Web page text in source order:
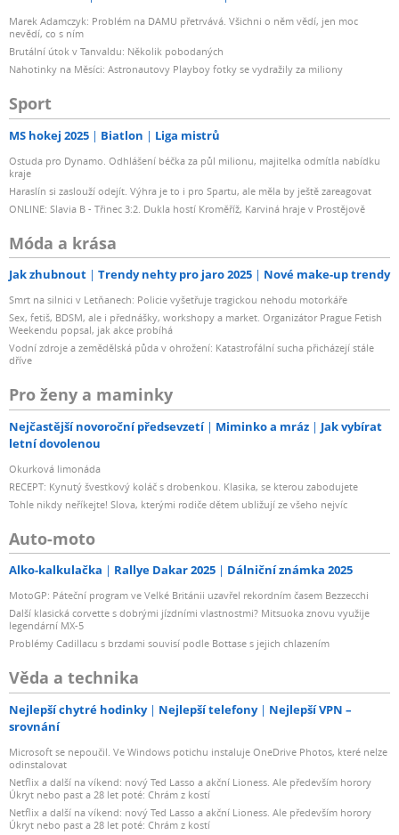
Marek Adamczyk: Problém na DAMU přetrvává. Všichni o něm vědí, jen moc
nevědí, co s ním
Brutální útok v Tanvaldu: Několik pobodaných
Nahotinky na Měsíci: Astronautovy Playboy fotky se vydražily za miliony
Sport
MS hokej 2025 Biatlon Liga mistrů
Ostuda pro Dynamo. Odhlášení béčka za půl milionu, majitelka odmítla nabídku
kraje
Haraslín si zaslouží odejít. Výhra je to i pro Spartu, ale měla by ještě zareagovat
ONLINE: Slavia B - Třinec 3:2. Dukla hostí Kroměříž, Karviná hraje v Prostějově
Móda a krása
Jak zhubnout Trendy nehty pro jaro 2025 Nové make-up trendy
Smrt na silnici v Letňanech: Policie vyšetřuje tragickou nehodu motorkáře
Sex, fetiš, BDSM, ale i přednášky, workshopy a market. Organizátor Prague Fetish
Weekendu popsal, jak akce probíhá
Vodní zdroje a zemědělská půda v ohrožení: Katastrofální sucha přicházejí stále
dříve
Pro ženy a maminky
Nejčastější novoroční předsevzetí Miminko a mráz
Jak vybírat
letní dovolenou
Okurková limonáda
RECEPT: Kynutý švestkový koláč s drobenkou. Klasika, se kterou zabodujete
Tohle nikdy neříkejte! Slova, kterými rodiče dětem ubližují ze všeho nejvíc
Auto-moto
Alko-kalkulačka Rallye Dakar 2025 Dálniční známka 2025
MotoGP: Páteční program ve Velké Británii uzavřel rekordním časem Bezzecchi
Další klasická corvette s dobrými jízdními vlastnostmi? Mitsuoka znovu využije
legendární MX-5
Problémy Cadillacu s brzdami souvisí podle Bottase s jejich chlazením
Věda a technika
Nejlepší chytré hodinky Nejlepší telefony
Nejlepší VPN –
srovnání
Microsoft se nepoučil. Ve Windows potichu instaluje OneDrive Photos, které nelze
odinstalovat
Netflix a další na víkend: nový Ted Lasso a akční Lioness. Ale především horory
Úkryt nebo past a 28 let poté: Chrám z kostí
Netflix a další na víkend: nový Ted Lasso a akční Lioness. Ale především horory
Úkryt nebo past a 28 let poté: Chrám z kostí